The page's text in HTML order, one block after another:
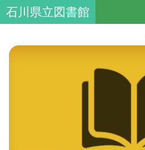
石川県立図書館